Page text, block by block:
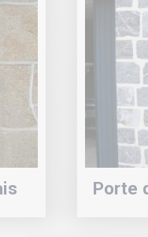
Porte